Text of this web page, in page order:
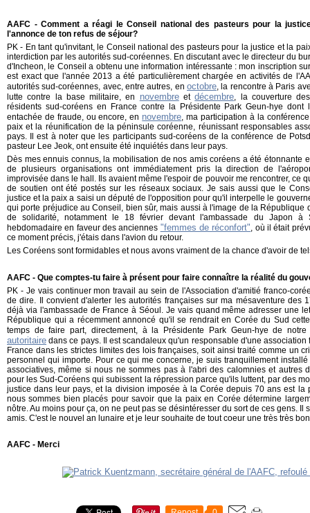
AAFC - Comment a réagi le Conseil national des pasteurs pour la
l'annonce de ton refus de séjour?
PK - En tant qu'invitant, le Conseil national des pasteurs pour la justice et la
interdiction par les autorités sud-coréennes. En discutant avec le directeur du
d'Incheon, le Conseil a obtenu une information intéressante : mon inscription
est exact que l'année 2013 a été particulièrement chargée en activités de
autorités sud-coréennes, avec, entre autres, en octobre, la rencontre à Paris
lutte contre la base militaire, en novembreetdécembre, la couverture
résidents sud-coréens en France contre la Présidente Park Geun-hye
entachée de fraude, ou encore, en novembre, ma participation à la
paix et la réunification de la péninsule coréenne, réunissant responsables
pays. Il est à noter que les participants sud-coréens de la conférence de
pasteur Lee Jeok, ont ensuite été inquiétés dans leur pays.
Dès mes ennuis connus, la mobilisation de nos amis coréens a été étonnante
de plusieurs organisations ont immédiatement pris la direction de
improvisée dans le hall. Ils avaient même l'espoir de pouvoir me rencontrer, ce
de soutien ont été postés sur les réseaux sociaux. Je sais aussi que le
justice et la paix a saisi un député de l'opposition pour qu'il interpelle le
qui porte préjudice au Conseil, bien sûr, mais aussi à l'image de la République
de solidarité, notamment le 18 février devant l'ambassade du Japon à
hebdomadaire en faveur des anciennes "femmes de réconfort", où il était
ce moment précis, j'étais dans l'avion du retour.
Les Coréens sont formidables et nous avons vraiment de la chance d'avoir de
AAFC - Que comptes-tu faire à présent pour faire connaître la réalité du
PK - Je vais continuer mon travail au sein de l'Association d'amitié franco-
de dire. Il convient d'alerter les autorités françaises sur ma mésaventure des
déjà via l'ambassade de France à Séoul. Je vais quand même adresser une
République qui a récemment annoncé qu'il se rendrait en Corée du Sud
temps de faire part, directement, à la Présidente Park Geun-hye de
autoritaire dans ce pays. Il est scandaleux qu'un responsable d'une
France dans les strictes limites des lois françaises, soit ainsi traité comme un
personnel qui importe. Pour ce qui me concerne, je suis tranquillement
associatives, même si nous ne sommes pas à l'abri des calomnies et autres
pour les Sud-Coréens qui subissent la répression parce qu'ils luttent, par des
justice dans leur pays, et la division imposée à la Corée depuis 70 ans est la
nous sommes bien placés pour savoir que la paix en Corée détermine
nôtre. Au moins pour ça, on ne peut pas se désintéresser du sort de ces gens. Il
amis. C'est le nouvel an lunaire et je leur souhaite de tout coeur une très très
AAFC - Merci